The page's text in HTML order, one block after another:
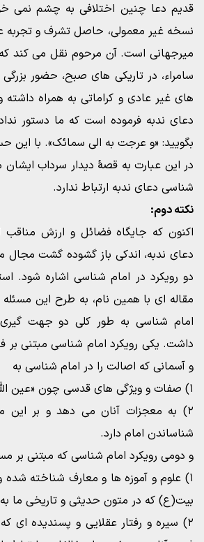
قدیم دعا چنین اختلافی به چشم نمی
نسخه غیر معمولی، حاصل تشرف و تجربه
میرجهانی است. آن مرحوم نقل می کند
سامراء، در تاریکی های صبح، حضور بزرگی
های غیر عادی و کراماتی به همراه داشته
دعای ندبه فرموده است که ما دستور
بگویید: «و عرجت به الی سمائک». با این
در این عبارت به قصۀ دیدار سرداب
شناسی دعای ندبه ارتباط ندارد.
نکته دوم:
اکنون که جایگاه فضائل و ارزش
دعای ندبه، اندکی باز گشوده گشت مجال
دو رویکرد در امام شناسی اشاره شود.
مقاله ای با همین نام، به طرح این
امام شناسی به طور کلی دو جهت
داشت. یکی رویکرد امام شناسی مبتنی
و آسمانی که اصالت را در امام شناسی به
۱) صفات و ویژگی های قدسی چون «عین الله» و «ید الله» و…
۲) به معجزات آنان می دهد و بر این
شناساندن امام دارد.
و دومی رویکرد امام شناسی که مبتنی بر
۱) علوم و آموزه ها و معارف شناخته
بیت(ع) که در متون حدیثی و تاریخی ما
۲) سیره و رفتار عقلایی و پسندیده ای